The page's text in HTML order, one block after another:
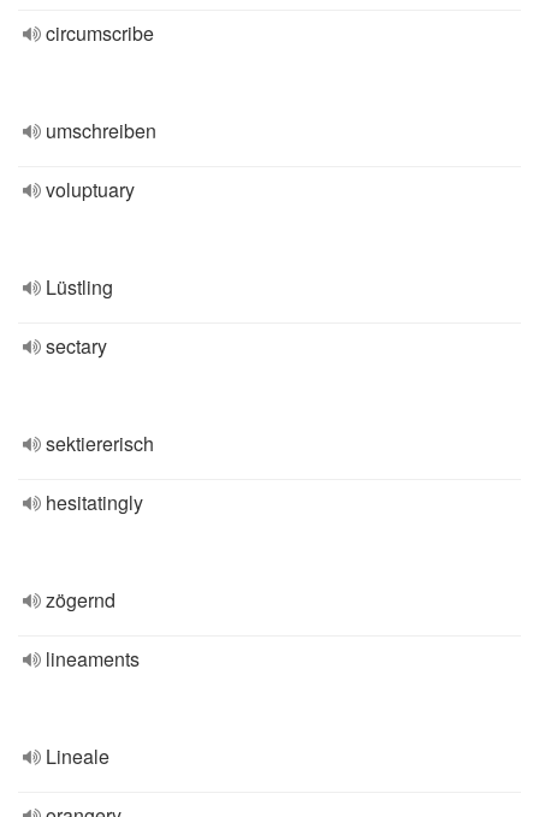
circumscribe
umschreiben
voluptuary
Lüstling
sectary
sektiererisch
hesitatingly
zögernd
lineaments
Lineale